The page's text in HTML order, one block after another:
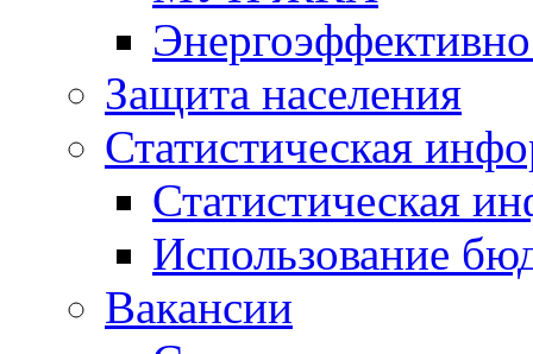
Защита населения
Статистическая
Статистическая
Использование
Вакансии